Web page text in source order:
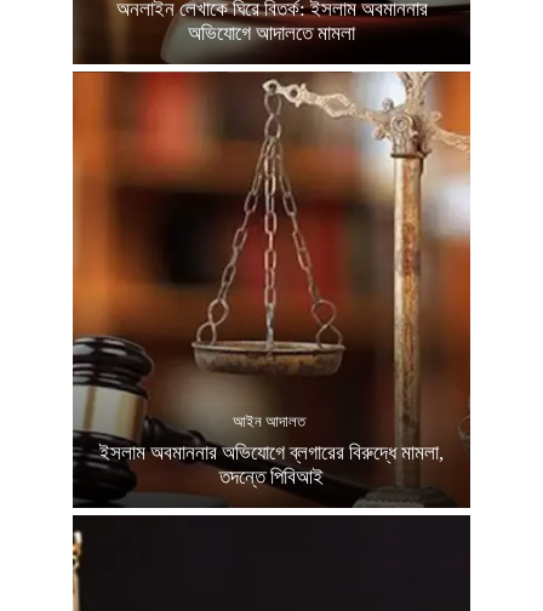
অনলাইন লেখাকে ঘিরে বিতর্ক: ইসলাম অবমাননার
অভিযোগে আদালতে মামলা
আইন আদালত
ইসলাম অবমাননার অভিযোগে ব্লগারের বিরুদ্ধে মামলা,
তদন্তে পিবিআই